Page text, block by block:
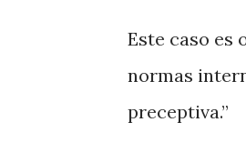
Este caso es
normas
preceptiva.”